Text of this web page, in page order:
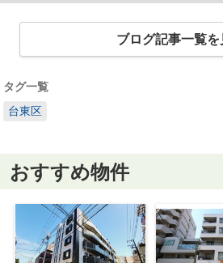
ブログ記事一覧を
タグ一覧
台東区
おすすめ物件